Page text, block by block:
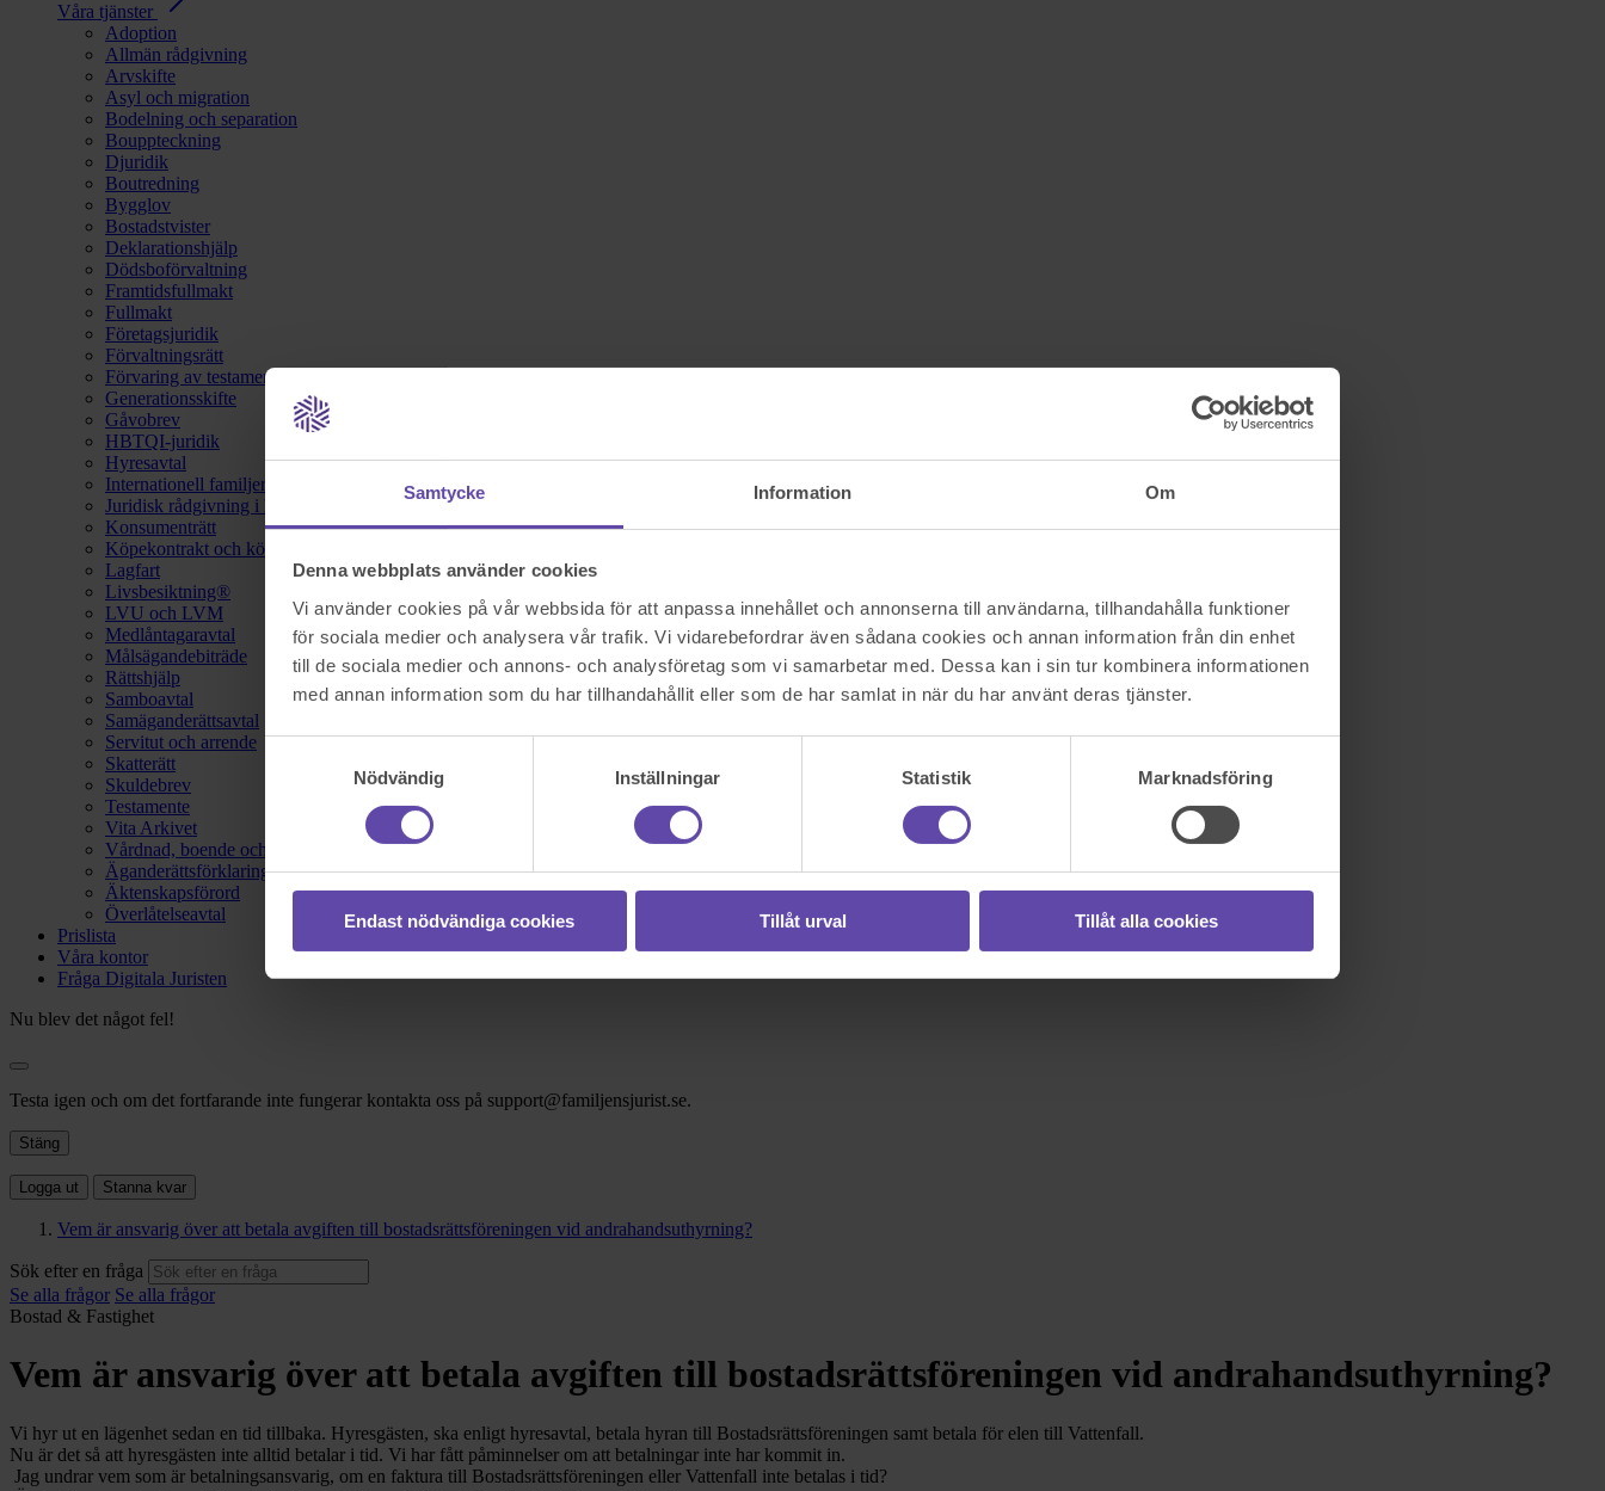
Samtycke Information Om
Denna webbplats använder cookies
Vi använder cookies på vår webbsida för att anpassa innehållet och annonserna till användarna, tillhandahålla funktioner
för sociala medier och analysera vår trafik. Vi vidarebefordrar även sådana cookies och annan information från din enhet
till de sociala medier och annons- och analysföretag som vi samarbetar med. Dessa kan i sin tur kombinera informationen
med annan information som du har tillhandahållit eller som de har samlat in när du har använt deras tjänster.
Nödvändig
Inställningar Statistik Marknadsföring
Endast nödvändiga cookies Tillåt urval Tillåt alla cookies
Våra tjänster
Adoption
Allmän rådgivning
Arvskifte
Asyl och migration
Bodelning och separation
Bouppteckning
Djuridik
Boutredning
Bygglov
Bostadstvister
Deklarationshjälp
Dödsboförvaltning
Framtidsfullmakt
Fullmakt
Företagsjuridik
Förvaltningsrätt
Förvaring av testamente
Generationsskifte
Gåvobrev
HBTQI-juridik
Hyresavtal
Internationell familjerätt
Juridisk rådgivning i hemförsäkring
Konsumenträtt
Köpekontrakt och köpebrev
Lagfart
Livsbesiktning®
LVU och LVM
Medlåntagaravtal
Målsägandebiträde
Rättshjälp
Samboavtal
Samäganderättsavtal
Servitut och arrende
Skatterätt
Skuldebrev
Testamente
Vita Arkivet
Vårdnad, boende och umgänge
Äganderättsförklaring
Äktenskapsförord
Överlåtelseavtal
Prislista
Våra kontor
Fråga Digitala Juristen
Nu blev det något fel!
Testa igen och om det fortfarande inte fungerar kontakta oss på support@familjensjurist.se.
Stäng
Logga ut Stanna kvar
Vem är ansvarig över att betala avgiften till bostadsrättsföreningen vid andrahandsuthyrning?
Sök efter en fråga
Se alla frågor Se alla frågor
Bostad & Fastighet
Vem är ansvarig över att betala avgiften till bostadsrättsföreningen vid andrahandsuthyrning?
Vi hyr ut en lägenhet sedan en tid tillbaka. Hyresgästen, ska enligt hyresavtal, betala hyran till Bostadsrättsföreningen samt betala för elen till Vattenfall.
Nu är det så att hyresgästen inte alltid betalar i tid. Vi har fått påminnelser om att betalningar inte har kommit in.
Jag undrar vem som är betalningsansvarig, om en faktura till Bostadsrättsföreningen eller Vattenfall inte betalas i tid?